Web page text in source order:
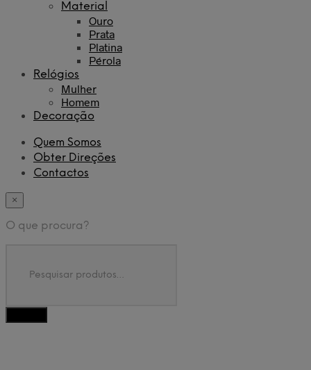
Material
Ouro
Prata
Platina
Pérola
Relógios
Mulher
Homem
Decoração
Quem Somos
Obter Direções
Contactos
×
O que procura?